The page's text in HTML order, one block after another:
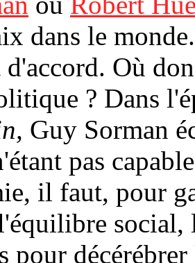
dans le
d'accord. Où
? Dans
Guy Sorman
pas
il faut, pour
social,
pour